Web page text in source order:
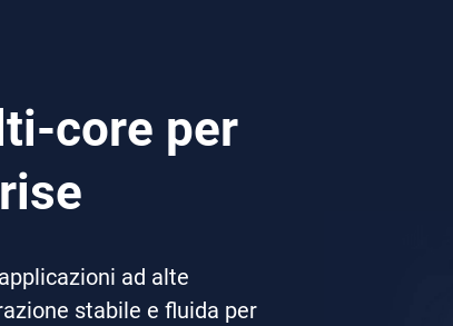
core per
ad alte
stabile e fluida per